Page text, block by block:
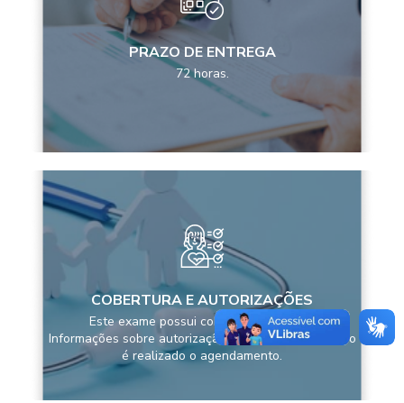
PRAZO DE ENTREGA
72 horas.
COBERTURA E AUTORIZAÇÕES
Este exame possui cobertura pela ANS
Informações sobre autorização são passadas quando
é realizado o agendamento.